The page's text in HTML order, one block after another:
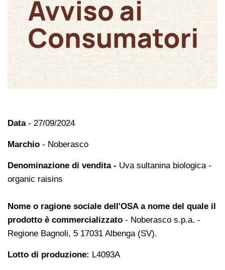
Data - 27/09/2024
Marchio - Noberasco
Denominazione di vendita - Uva sultanina biologica -
organic raisins
Nome o ragione sociale dell'OSA a nome del quale il
prodotto è commercializzato - Noberasco s.p.a. -
Regione Bagnoli, 5 17031 Albenga (SV).
Lotto di produzione: L4093A